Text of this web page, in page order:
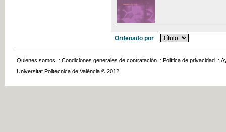
Ordenado por
Quienes somos :: Condiciones generales de contratación :: Política de privacidad ::
Universitat Politècnica de València © 2012